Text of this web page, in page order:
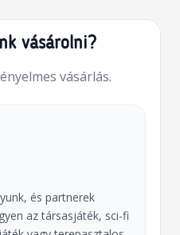
vásárolni?
vásárlás.
és partnerek
az társasjáték, sci-fi